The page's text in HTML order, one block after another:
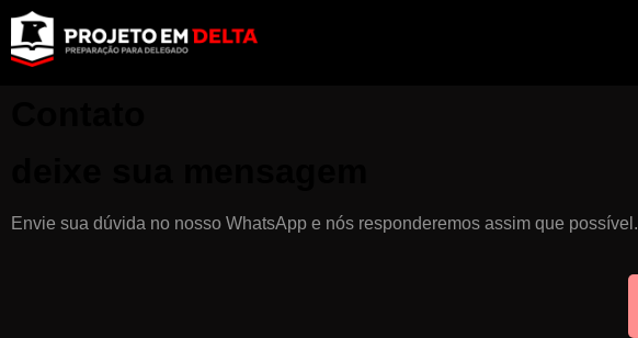
Envie sua dúvida no nosso WhatsApp e nós responderemos assim que possível.